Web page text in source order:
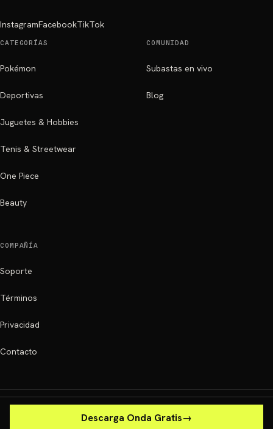
InstagramFacebookTikTok
CATEGORÍAS
Pokémon
Deportivas
Juguetes & Hobbies
Tenis & Streetwear
One Piece
Beauty
COMUNIDAD
Subastas en vivo
Blog
COMPAÑÍA
Soporte
Términos
Privacidad
Contacto
Descarga Onda Gratis→